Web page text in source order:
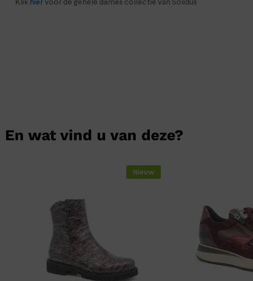
Klik hiervoor de gehele dames collectie van Solidus
En wat vind u van deze?
Nieuw